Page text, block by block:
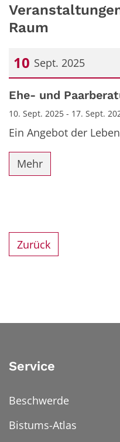
Raum
10 Sept. 2025
Datum: 10. September
Ehe- und
10. Sept. 2025 - 17. Sept.
Ein Angebot der
Mehr
Zurück
Service
Beschwerde
Bistums-Atlas